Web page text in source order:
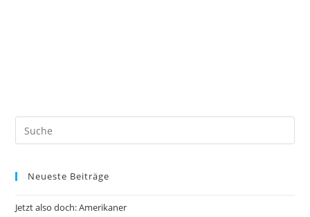
Neueste Beiträge
Jetzt also doch: Amerikaner